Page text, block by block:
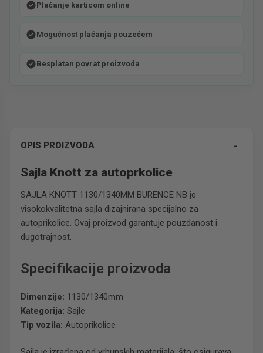
Plaćanje karticom online
Mogućnost plaćanja pouzećem
Besplatan povrat proizvoda
OPIS PROIZVODA
Sajla Knott za autoprkolice
SAJLA KNOTT 1130/1340MM BURENCE NB je
visokokvalitetna sajla dizajnirana specijalno za
autoprikolice. Ovaj proizvod garantuje pouzdanost i
dugotrajnost.
Specifikacije proizvoda
Dimenzije: 1130/1340mm
Kategorija: Sajle
Tip vozila: Autoprikolice
-